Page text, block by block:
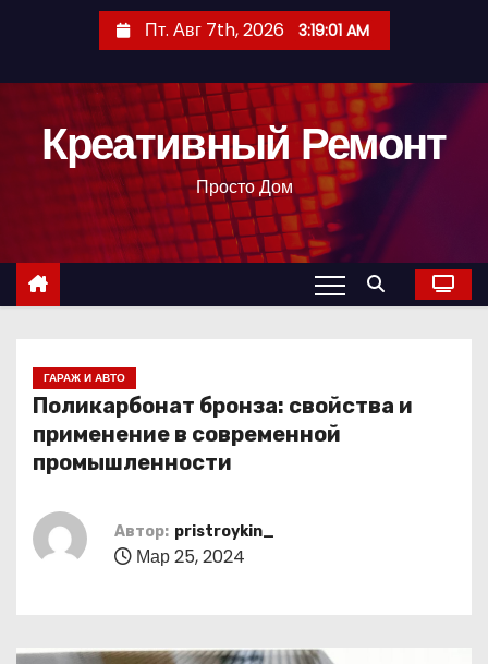
с
Пт. Авг 7th, 2026 3:19:02 AM
Креативный Ремонт
Просто Дом
ГАРАЖ И АВТО
Поликарбонат бронза: свойства и
применение в современной
промышленности
Автор: pristroykin_
Мар 25, 2024